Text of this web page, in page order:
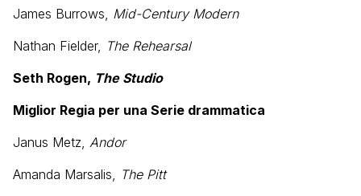
James Burrows, Mid-Century Modern
Nathan Fielder, The Rehearsal
Seth Rogen, The Studio
Miglior Regia per una Serie drammatica
Janus Metz, Andor
Amanda Marsalis, The Pitt